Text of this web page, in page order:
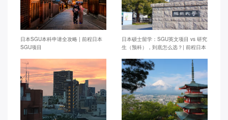
日本SGU本科申请全攻略 | 前程日本
SGU项目
日本硕士留学：SGU英文项目 vs 研究
生（预科），到底怎么选？| 前程日本